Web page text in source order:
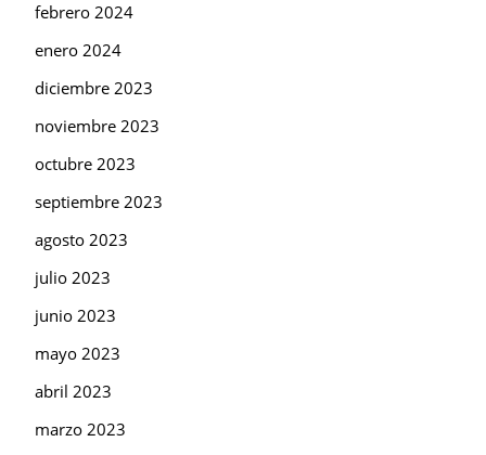
febrero 2024
enero 2024
diciembre 2023
noviembre 2023
octubre 2023
septiembre 2023
agosto 2023
julio 2023
junio 2023
mayo 2023
abril 2023
marzo 2023